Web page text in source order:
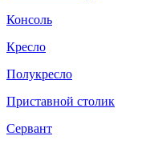
Консоль
Кресло
Полукресло
Приставной столик
Сервант